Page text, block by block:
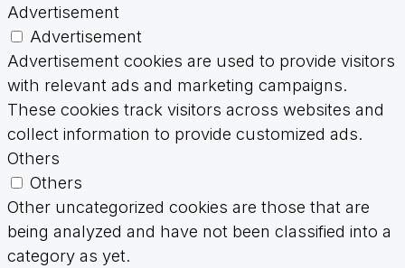
Advertisement
Advertisement
Advertisement cookies are used to provide visitors
with relevant ads and marketing campaigns.
These cookies track visitors across websites and
collect information to provide customized ads.
Others
Others
Other uncategorized cookies are those that are
being analyzed and have not been classified into a
category as yet.